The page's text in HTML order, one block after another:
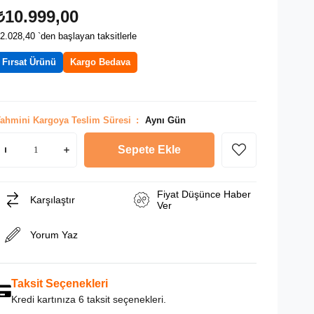
`den başlayan taksitlerle
Fırsat Ürünü Kargo Bedava
Kargoya Teslim Süresi : Aynı Gün
Karşılaştır
Fiyat Düşünce Haber
Ver
Yorum Yaz
Taksit Seçenekleri
Kredi kartınıza 6 taksit seçenekleri.